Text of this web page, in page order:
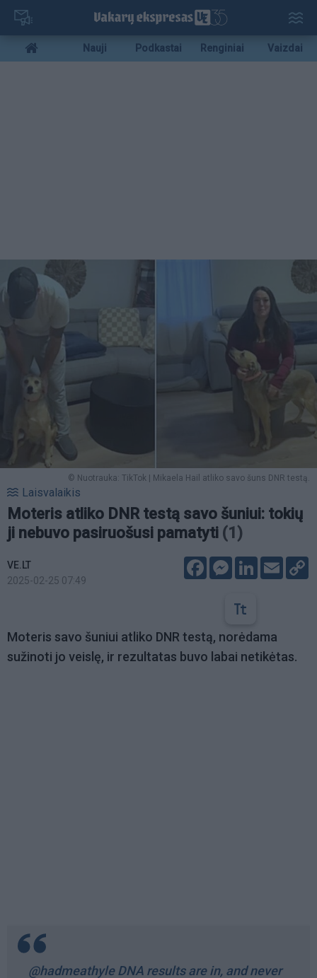
Pereiti
pagrindinį
turinį
Mobile
menu
Nauji Podkastai Renginiai Vaizdai
© Nuotrauka: TikTok | Mikaela Hail atliko savo šuns DNR testą.
Laisvalaikis
Moteris atliko DNR testą savo šuniui: tokių
ji nebuvo pasiruošusi pamatyti (1)
VE.LT
2025-02-25 07:49
FacebookMessenger
LinkedIn
Email
Moteris savo šuniui atliko DNR testą, norėdama
sužinoti jo veislę, ir rezultatas buvo labai netikėtas.
@hadmeathyleDNA results are in, and never